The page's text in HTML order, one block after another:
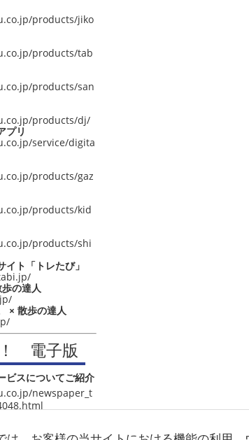
products/jiko
products/tab
products/san
products/dj/
プリ
service/digita
products/gaz
products/kid
products/shi
ト「トレたび」
の達人
× 散歩の達人
電子版
ビスについてご紹介
newspaper_t